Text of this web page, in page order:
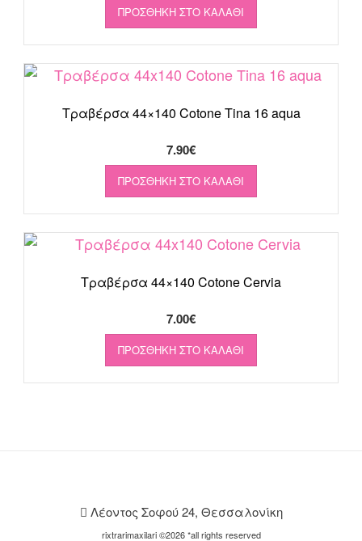
ΠΡΟΣΘΉΚΗ ΣΤΟ ΚΑΛΆΘΙ
Τραβέρσα 44×140 Cotone Tina 16 aqua
7.90€
ΠΡΟΣΘΉΚΗ ΣΤΟ ΚΑΛΆΘΙ
Τραβέρσα 44×140 Cotone Cervia
7.00€
ΠΡΟΣΘΉΚΗ ΣΤΟ ΚΑΛΆΘΙ
Λέοντος Σοφού 24, Θεσσαλονίκη
rixtrarimaxilari ©2026 *all rights reserved